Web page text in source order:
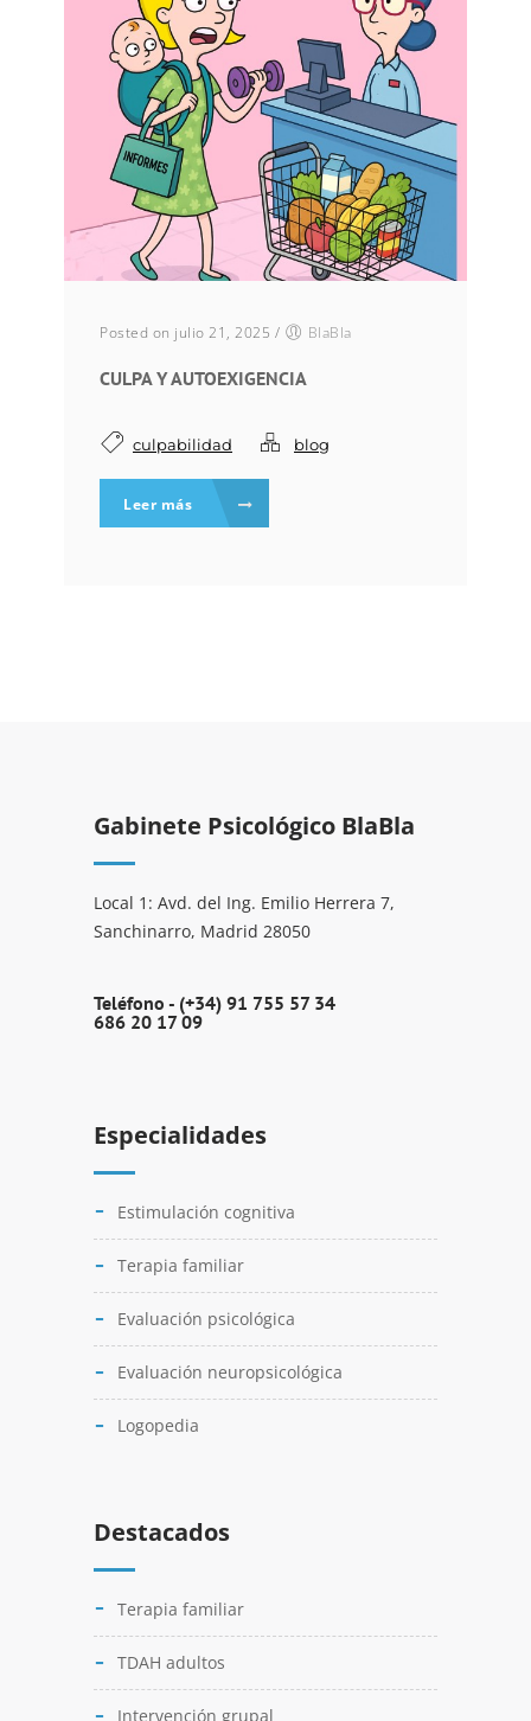
Posted on julio 21, 2025 / BlaBla
CULPA Y AUTOEXIGENCIA
culpabilidad blog
Leer más
Gabinete Psicológico BlaBla
Local 1: Avd. del Ing. Emilio Herrera 7,
Sanchinarro, Madrid 28050
Teléfono - (+34) 91 755 57 34
686 20 17 09
Especialidades
Estimulación cognitiva
Terapia familiar
Evaluación psicológica
Evaluación neuropsicológica
Logopedia
Destacados
Terapia familiar
TDAH adultos
Intervención grupal